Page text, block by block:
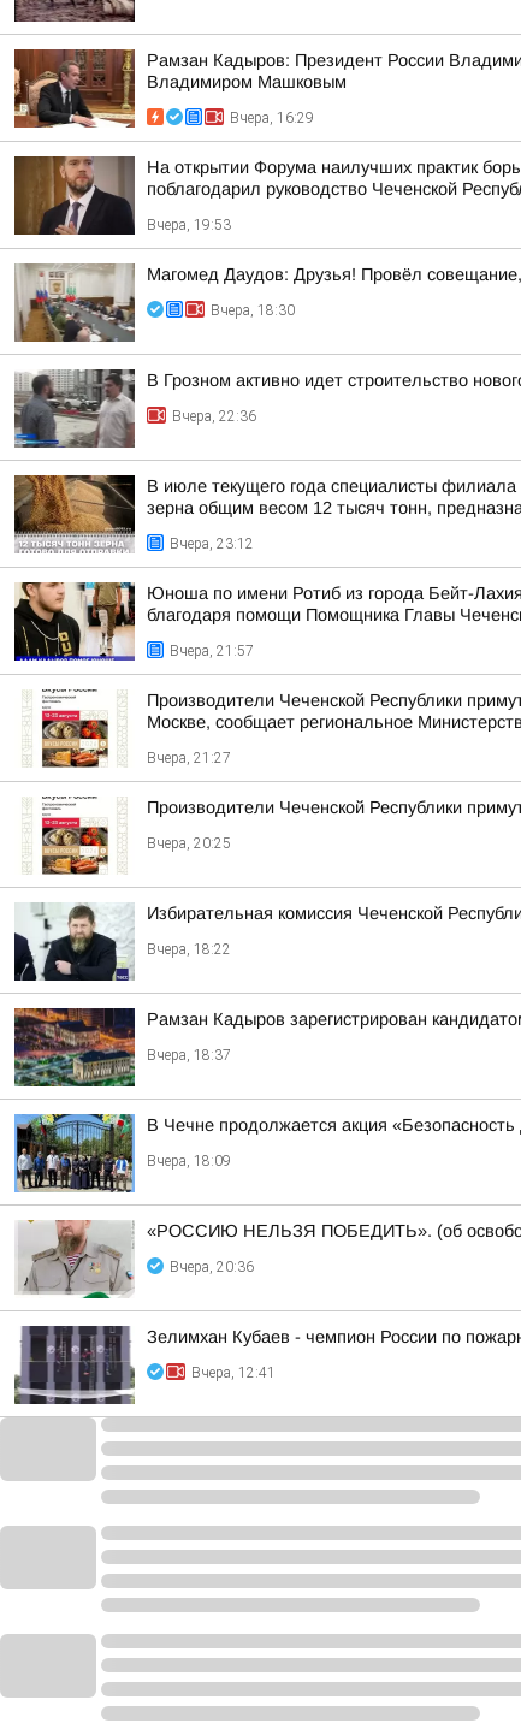
Рамзан Кадыров: Президент России
Владимиром Машковым
Вчера, 16:29
На открытии Форума наилучших практик
поблагодарил руководство Чеченской
Вчера, 19:53
Магомед Даудов: Друзья! Провёл совещание,
Вчера, 18:30
В Грозном активно идет строительство
Вчера, 22:36
В июле текущего года специалисты
зерна общим весом 12 тысяч тонн,
Вчера, 23:12
Юноша по имени Ротиб из города Бейт-
благодаря помощи Помощника Главы
Вчера, 21:57
Производители Чеченской Республики
Москве, сообщает региональное
Вчера, 21:27
Производители Чеченской Республики
Вчера, 20:25
Избирательная комиссия Чеченской
Вчера, 18:22
Рамзан Кадыров зарегистрирован
Вчера, 18:37
В Чечне продолжается акция «Безопасность
Вчера, 18:09
«РОССИЮ НЕЛЬЗЯ ПОБЕДИТЬ». (об
Вчера, 20:36
Зелимхан Кубаев - чемпион России по
Вчера, 12:41